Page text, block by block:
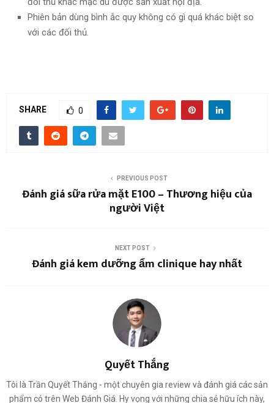
Phiên bản dùng bình ắc quy không có gì quá khác biệt so
với các đối thủ.
SHARE 0
PREVIOUS POST
Đánh giá sữa rửa mặt E100 – Thương hiệu của
người Việt
NEXT POST
Đánh giá kem dưỡng ẩm clinique hay nhất
Quyết Thắng
Tôi là Trần Quyết Thắng - một chuyên gia review và đánh giá các sản
phẩm có trên Web Đánh Giá. Hy vọng với những chia sẻ hữu ích này,